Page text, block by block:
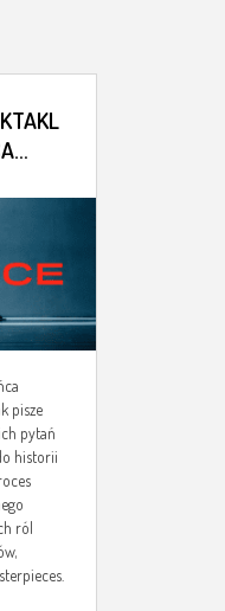
pisze
pytań
historii
ról